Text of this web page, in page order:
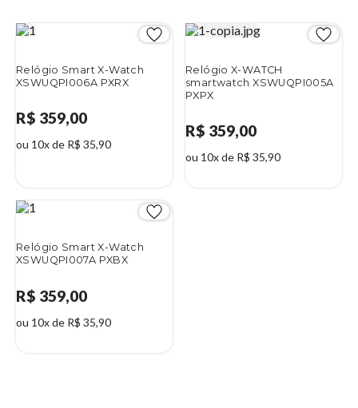
Relógio Smart X-Watch
XSWUQPI006A PXRX
R$ 359,00
ou 10x de R$ 35,90
Relógio X-WATCH
smartwatch XSWUQPI005A
PXPX
R$ 359,00
ou 10x de R$ 35,90
Relógio Smart X-Watch
XSWUQPI007A PXBX
R$ 359,00
ou 10x de R$ 35,90